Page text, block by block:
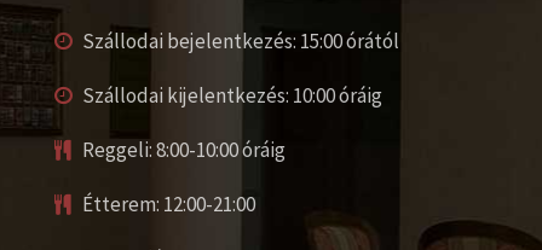
Szállodai bejelentkezés: 15:00 órától
Szállodai kijelentkezés: 10:00 óráig
Reggeli: 8:00-10:00 óráig
Étterem: 12:00-21:00